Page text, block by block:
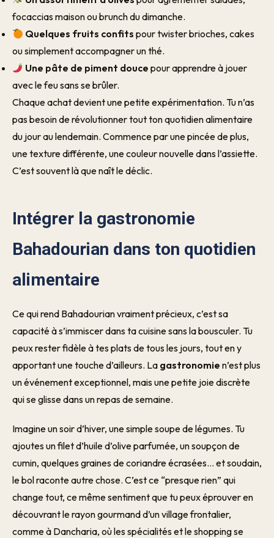
focaccias maison ou brunch du dimanche.
Quelques fruits confits pour twister brioches, cakes
ou simplement accompagner un thé.
Une pâte de piment douce pour apprendre à jouer
avec le feu sans se brûler.
Chaque achat devient une petite expérimentation. Tu n’as
pas besoin de révolutionner tout ton quotidien alimentaire
du jour au lendemain. Commence par une pincée de plus,
une texture différente, une couleur nouvelle dans l’assiette.
C’est souvent là que naît le déclic.
Intégrer la gastronomie
Bahadourian dans ton quotidien
alimentaire
Ce qui rend Bahadourian vraiment précieux, c’est sa
capacité à s’immiscer dans ta cuisine sans la bousculer. Tu
peux rester fidèle à tes plats de tous les jours, tout en y
apportant une touche d’ailleurs. La gastronomie n’est plus
un événement exceptionnel, mais une petite joie discrète
qui se glisse dans un repas de semaine.
Imagine un soir d’hiver, une simple soupe de légumes. Tu
ajoutes un filet d’huile d’olive parfumée, un soupçon de
cumin, quelques graines de coriandre écrasées… et soudain,
le bol raconte autre chose. C’est ce “presque rien” qui
change tout, ce même sentiment que tu peux éprouver en
découvrant le rayon gourmand d’un village frontalier,
comme à Dancharia, où les spécialités et le shopping se